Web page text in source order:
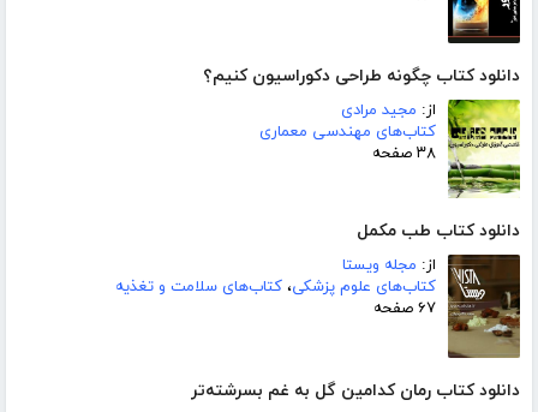
دانلود کتاب چگونه طراحی دکوراسیون کنیم؟
از: مجید مرادی
کتاب‌های مهندسی معماری
۳۸ صفحه
دانلود کتاب طب مکمل
از: مجله ویستا
کتاب‌های علوم پزشکی، کتاب‌های سلامت و تغذیه
۶۷ صفحه
دانلود کتاب رمان کدامین گل به غم بسرشته‌تر